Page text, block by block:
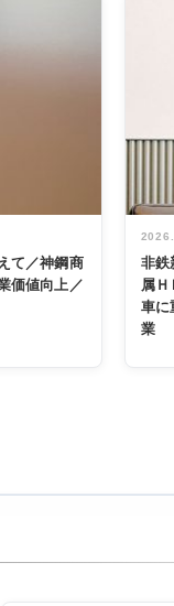
て／神鋼商
価値向上／
非鉄
属
車に
業